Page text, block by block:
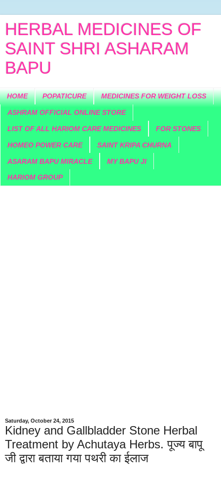
HERBAL MEDICINES OF
SAINT SHRI ASHARAM
BAPU
HOME POPATICURE MEDICINES FOR WEIGHT LOSS
ASHRAM OFFICIAL ONLINE STORE
LIST OF ALL HARIOM CARE MEDICINES FOR STONES
HOMEO POWER CARE SAINT KRIPA CHURNA
ASARAM BAPU MIRACLE MY BAPU JI
HARIOM GROUP
Saturday, October 24, 2015
Kidney and Gallbladder Stone Herbal
Treatment by Achutaya Herbs. पूज्य बापू
जी द्वारा बताया गया पथरी का ईलाज